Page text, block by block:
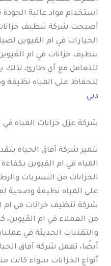
استخدام مواد عالية
أصبحت شركة تنظيف خزانات
الخيارات في ام القيوين
تنظيف خزانات في ام
للتعامل مع أي طارئ، لذلك
للحفاظ على المياه نظيفة
دبي
شركة عزل خزانات المياه في
تتميز شركة آفاق الحياة
المياه في ام القيوين
الخزانات من التسربات
على المياه نظيفة وصحية
شركة تنظيف خزانات في ام
من العملاء في ام القيوين،
والتقنيات الحديثة في
أيضًا، تعمل شركة آفاق
أنواع الخزانات سواء كانت